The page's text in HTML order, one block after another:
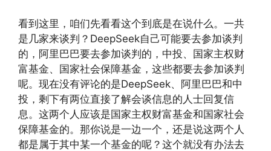
看到这里，咱们先看看这个到底是在说什么。一共
是几家来谈判？DeepSeek自己可能要去参加谈判
的，阿里巴巴要去参加谈判的，中投、国家主权财
富基金、国家社会保障基金，这些都要去参加谈判
呢。现在没有评论的是DeepSeek、阿里巴巴和中
投，剩下有两位直接了解会谈信息的人士回复信
息。这两个人应该是国家主权财富基金和国家社会
保障基金的。那你说是一边一个，还是说这两个人
都是属于其中某一个基金的呢？这个就没有办法去